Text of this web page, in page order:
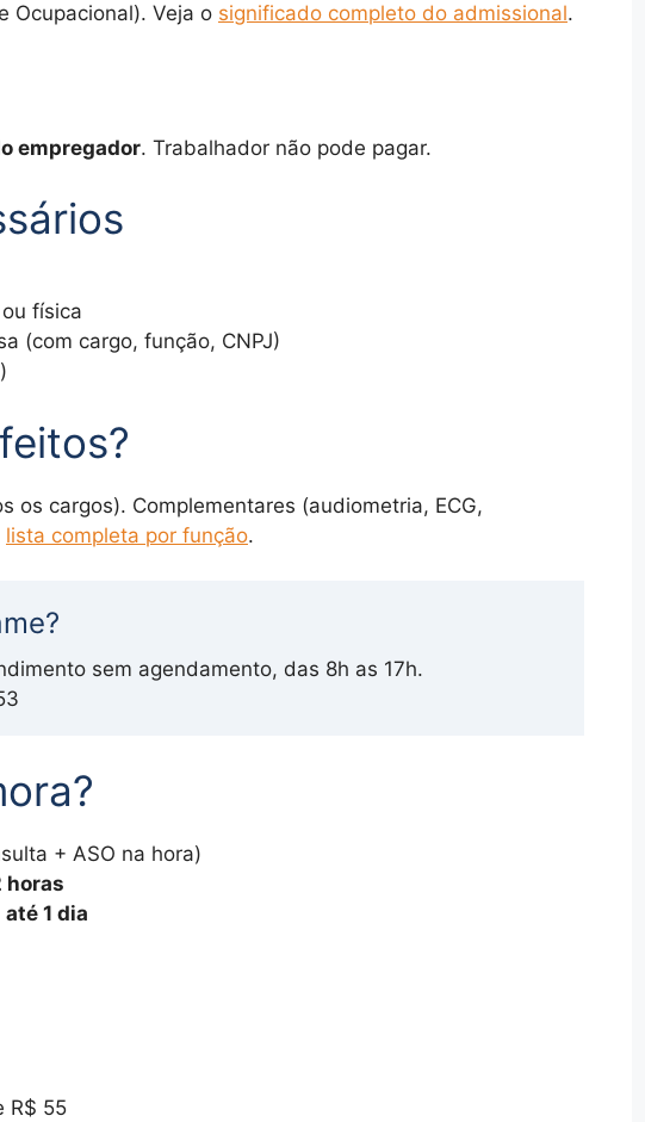
Ocupacional). Veja o significado completo do admissional.
empregador. Trabalhador não pode pagar.
física
(com cargo, função, CNPJ)
os cargos). Complementares (audiometria, ECG,
lista completa por função.
sem agendamento, das 8h as 17h.
+ ASO na hora)
horas
até 1 dia
R$ 55